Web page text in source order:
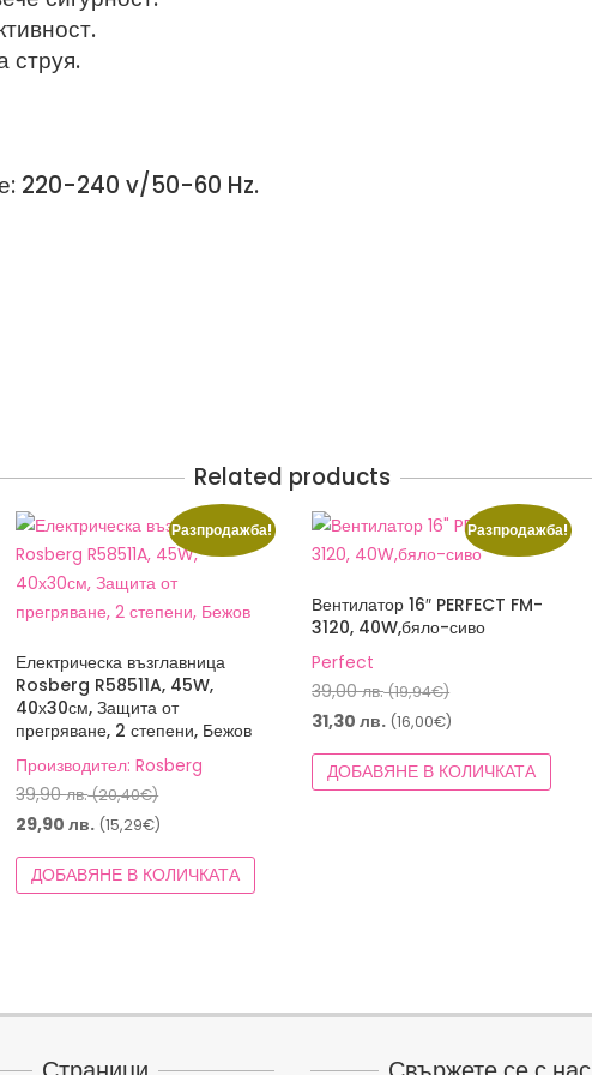
струя.
220-240 v/50-60 Hz.
Related products
Разпродажба!
Електрическа възглавница
Rosberg R58511A, 45W,
40х30см, Защита от
прегряване, 2 степени, Бежов
Производител: Rosberg
39,90лв.(20,40€)Original
price
was:
39,90 лв.
29,90лв. (15,29€)
цена
е:
ДОБАВЯНЕ В КОЛИЧКАТА
Разпродажба!
Вентилатор 16″ PERFECT FM-
3120, 40W,бяло-сиво
Perfect
39,00лв.(19,94€)Original
price
was:
39,00 лв.
31,30лв. (16,00€)
цена
е:
ДОБАВЯНЕ В КОЛИЧКАТА